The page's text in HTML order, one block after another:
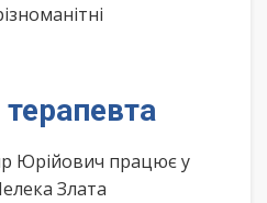
Юрійович працює у
Злата